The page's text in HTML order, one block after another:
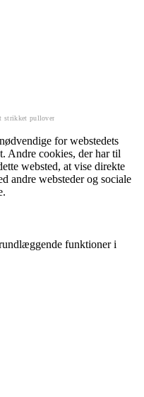
strikket pullover
for webstedets
Andre cookies, der har til
websted, at vise direkte
andre websteder og sociale
funktioner i